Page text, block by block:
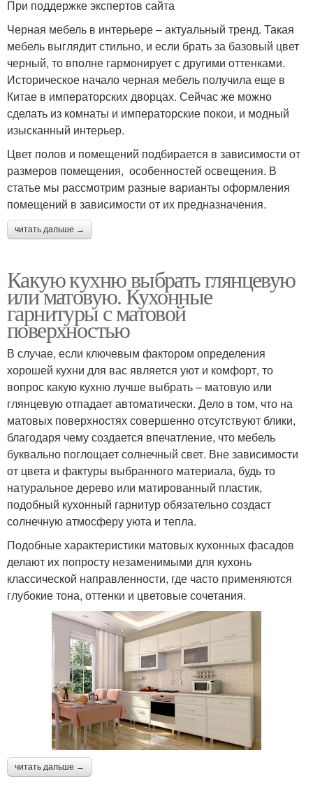
При поддержке экспертов сайта
Черная мебель в интерьере – актуальный тренд. Такая
мебель выглядит стильно, и если брать за базовый цвет
черный, то вполне гармонирует с другими оттенками.
Историческое начало черная мебель получила еще в
Китае в императорских дворцах. Сейчас же можно
сделать из комнаты и императорские покои, и модный
изысканный интерьер.
Цвет полов и помещений подбирается в зависимости от
размеров помещения, особенностей освещения. В
статье мы рассмотрим разные варианты оформления
помещений в зависимости от их предназначения.
читать дальше →
Какую кухню выбрать глянцевую
или матовую. Кухонные
гарнитуры с матовой
поверхностью
В случае, если ключевым фактором определения
хорошей кухни для вас является уют и комфорт, то
вопрос какую кухню лучше выбрать – матовую или
глянцевую отпадает автоматически. Дело в том, что на
матовых поверхностях совершенно отсутствуют блики,
благодаря чему создается впечатление, что мебель
буквально поглощает солнечный свет. Вне зависимости
от цвета и фактуры выбранного материала, будь то
натуральное дерево или матированный пластик,
подобный кухонный гарнитур обязательно создаст
солнечную атмосферу уюта и тепла.
Подобные характеристики матовых кухонных фасадов
делают их попросту незаменимыми для кухонь
классической направленности, где часто применяются
глубокие тона, оттенки и цветовые сочетания.
читать дальше →